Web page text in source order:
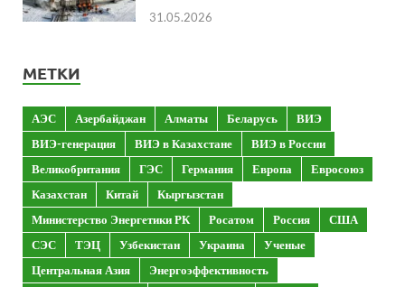
31.05.2026
МЕТКИ
АЭС Азербайджан Алматы Беларусь
ВИЭ
ВИЭ-генерация
ВИЭ в Казахстане
ВИЭ в России
Великобритания
ГЭС Германия Европа
Евросоюз
Казахстан
Китай
Кыргызстан
Министерство Энергетики РК
Росатом Россия
США
СЭС
ТЭЦ Узбекистан Украина
Ученые
Центральная Азия
Энергоэффективность